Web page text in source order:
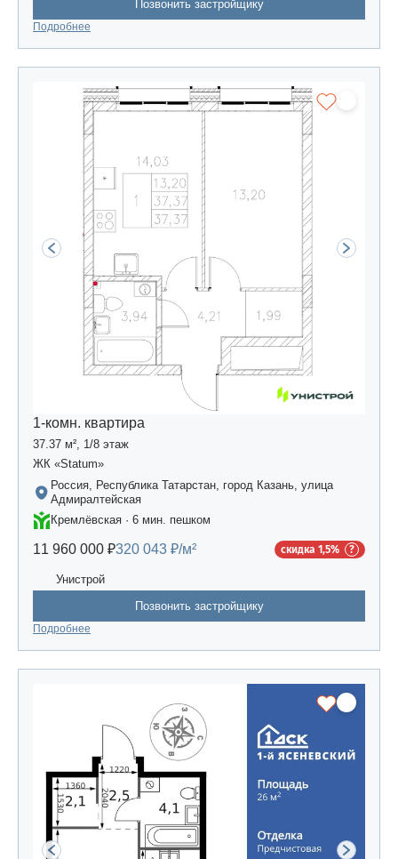
Позвонить застройщику
Подробнее
1-комн. квартира
37.37 м², 1/8 этаж
ЖК «Statum»
Россия, Республика Татарстан, город Казань, улица
Адмиралтейская
Кремлёвская · 6 мин. пешком
11 960 000 ₽320 043 ₽/м² скидка 1,5%
Унистрой
Позвонить застройщику
Подробнее